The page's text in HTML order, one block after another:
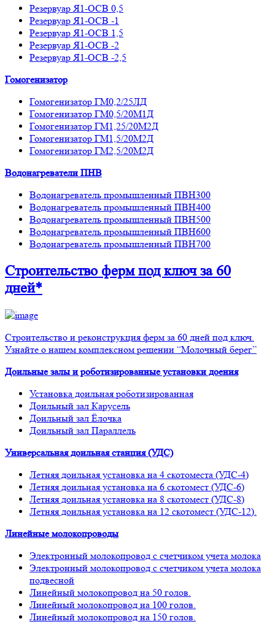
Резервуар Я1-ОСВ 0,5
Резервуар Я1-ОСВ -1
Резервуар Я1-ОСВ 1,5
Резервуар Я1-ОСВ -2
Резервуар Я1-ОСВ -2,5
Гомогенизатор
Гомогенизатор ГМ0,2/25ЛД
Гомогенизатор ГМ0,5/20М1Д
Гомогенизатор ГМ1,25/20М2Д
Гомогенизатор ГМ1,5/20М2Д
Гомогенизатор ГМ2,5/20М2Д
Водонагреватели ПНВ
Водонагреватель промышленный ПВН300
Водонагреватель промышленный ПВН400
Водонагреватель промышленный ПВН500
Водонагреватель промышленный ПВН600
Водонагреватель промышленный ПВН700
Строительство фермпод ключ за 60
дней*
Строительство и реконструкция ферм за 60 дней под ключ.
Узнайте о нашем комплексном решении “Молочный берег”
Доильные залы и роботизированные установки доения
Установка доильная роботизированная
Доильный зал Карусель
Доильный зал Ёлочка
Доильный зал Параллель
Универсальная доильная станция (УДС)
Летняя доильная установка на 4 скотоместа (УДС-4)
Летняя доильная установка на 6 скотомест (УДС-6)
Летняя доильная установка на 8 скотомест (УДС-8)
Летняя доильная установка на 12 скотомест (УДС-12).
Линейные молокопроводы
Электронный молокопровод с счетчиком учета молока
Электронный молокопровод с счетчиком учета молока
подвесной
Линейный молокопровод на 50 голов.
Линейный молокопровод на 100 голов.
Линейный молокопровод на 150 голов.